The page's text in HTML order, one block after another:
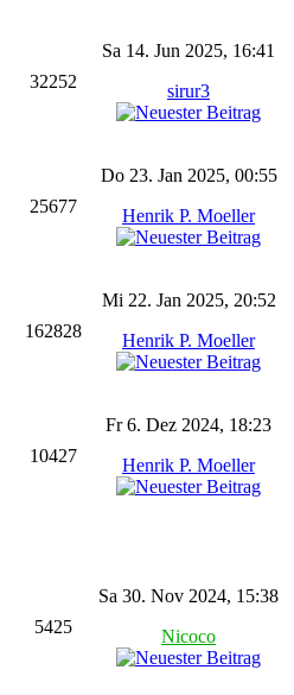
32252
Sa 14. Jun 2025, 16:41
sirur3
25677
Do 23. Jan 2025, 00:55
Henrik P. Moeller
162828
Mi 22. Jan 2025, 20:52
Henrik P. Moeller
10427
Fr 6. Dez 2024, 18:23
Henrik P. Moeller
5425
Sa 30. Nov 2024, 15:38
Nicoco